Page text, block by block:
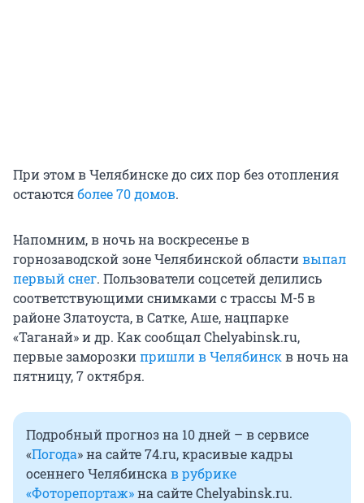
При этом в Челябинске до сих пор без отопления
остаютсяболее 70 домов.
Напомним, в ночь на воскресенье в
горнозаводской зоне Челябинской областивыпал
первый снег. Пользователи соцсетей делились
соответствующими снимками с трассы М-5 в
районе Златоуста, в Сатке, Аше, нацпарке
«Таганай» и др. Как сообщал Chelyabinsk.ru,
первые заморозкипришли в Челябинскв ночь на
пятницу, 7 октября.
Подробный прогноз на 10 дней – в сервисе
«Погода» на сайте 74.ru, красивые кадры
осеннего Челябинска в рубрике
«Фоторепортаж»на сайте Chelyabinsk.ru.